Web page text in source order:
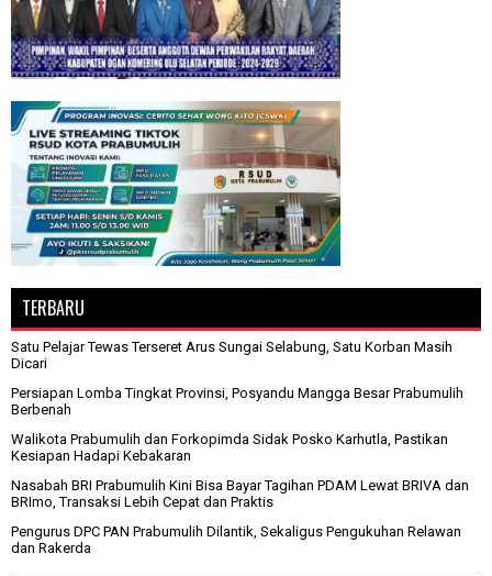
TERBARU
Satu Pelajar Tewas Terseret Arus Sungai Selabung, Satu Korban Masih
Dicari
Persiapan Lomba Tingkat Provinsi, Posyandu Mangga Besar Prabumulih
Berbenah
Walikota Prabumulih dan Forkopimda Sidak Posko Karhutla, Pastikan
Kesiapan Hadapi Kebakaran
Nasabah BRI Prabumulih Kini Bisa Bayar Tagihan PDAM Lewat BRIVA dan
BRImo, Transaksi Lebih Cepat dan Praktis
Pengurus DPC PAN Prabumulih Dilantik, Sekaligus Pengukuhan Relawan
dan Rakerda